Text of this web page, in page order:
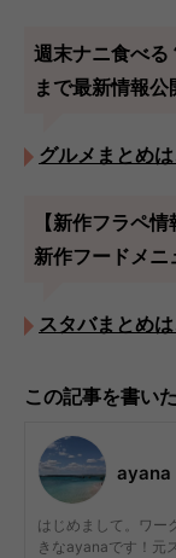
週末ナニ食べる
まで最新情報公
グルメまとめ
【新作フラペ
新作フードメニ
スタバまとめ
この記事を書い
ayana
はじめまして。ワー
きなayanaです！元